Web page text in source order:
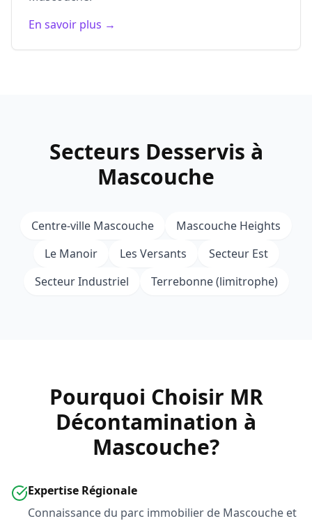
En savoir plus →
Secteurs Desservis à
Mascouche
Centre-ville Mascouche
Mascouche Heights
Le Manoir
Les Versants
Secteur Est
Secteur Industriel
Terrebonne (limitrophe)
Pourquoi Choisir MR
Décontamination à
Mascouche?
Expertise Régionale
Connaissance du parc immobilier de Mascouche et